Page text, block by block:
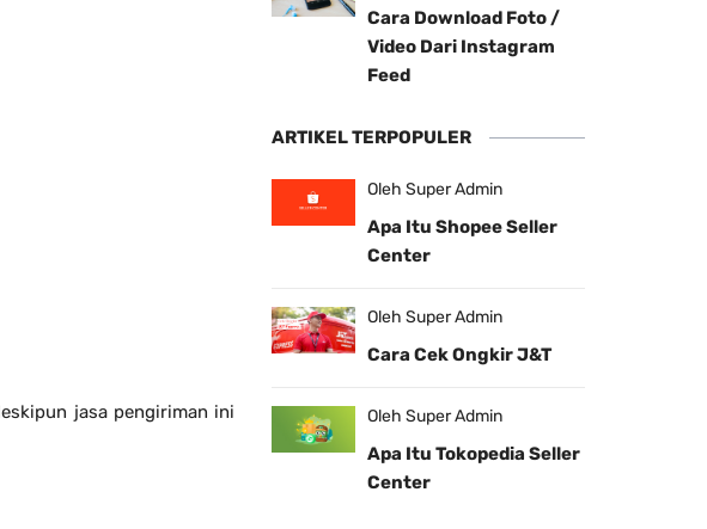
jasa pengiriman ini
Cara Download Foto /
Video Dari Instagram
Feed
ARTIKEL TERPOPULER
Oleh Super Admin
Apa Itu Shopee Seller
Center
Oleh Super Admin
Cara Cek Ongkir J&T
Oleh Super Admin
Apa Itu Tokopedia Seller
Center